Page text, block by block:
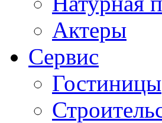
Актеры
Сервис
Гостиницы